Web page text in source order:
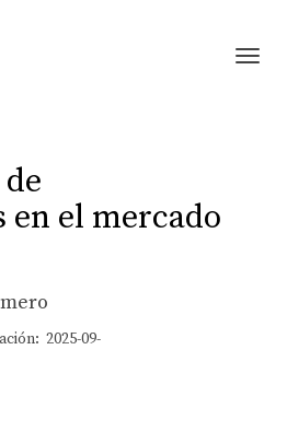
en el mercado
2025-09-